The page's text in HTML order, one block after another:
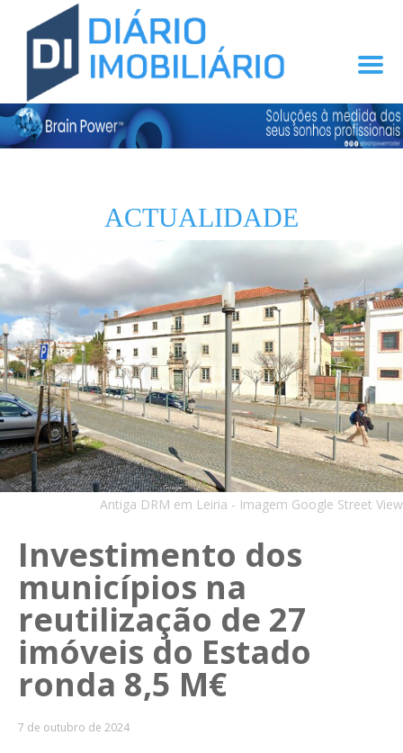
ACTUALIDADE
Antiga DRM em Leiria - Imagem Google Street View
Investimento dos
municípios na
reutilização de 27
imóveis do Estado
ronda 8,5 M€
7 de outubro de 2024